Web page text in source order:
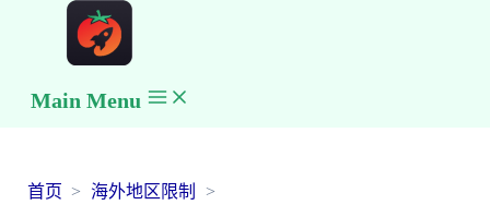
Main Menu
首页
海外地区限制